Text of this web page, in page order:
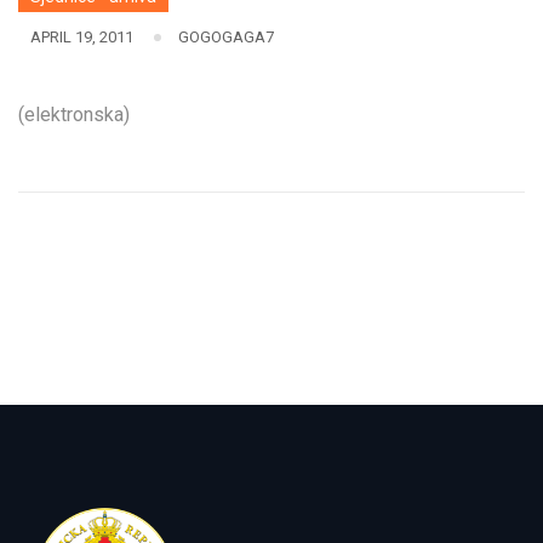
APRIL 19, 2011 GOGOGAGA7
(elektronska)